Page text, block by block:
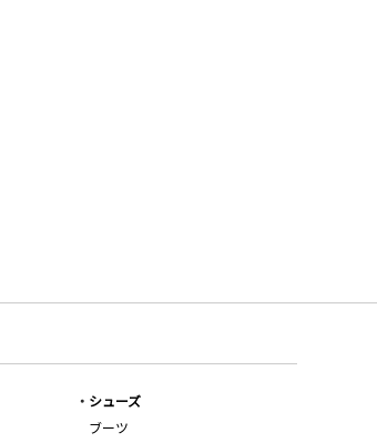
シューズ
ブーツ